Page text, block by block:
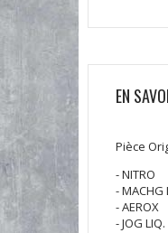
EN
Pièce
- NITRO
-
- AEROX
- JOG LIQ.